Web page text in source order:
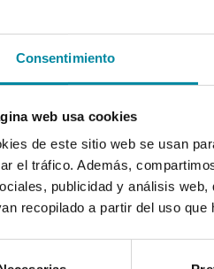
Consentimiento
web usa cookies
de este sitio web se usan
el tráfico. Además,
publicidad y análisis
recopilado a partir del uso